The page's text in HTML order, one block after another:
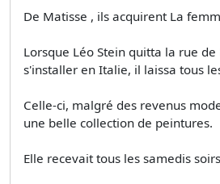
De Matisse , ils acquirent La
Lorsque Léo Stein quitta la rue
s'installer en Italie, il laissa tous
Celle-ci, malgré des revenus
une belle collection de peintures.
Elle recevait tous les samedis